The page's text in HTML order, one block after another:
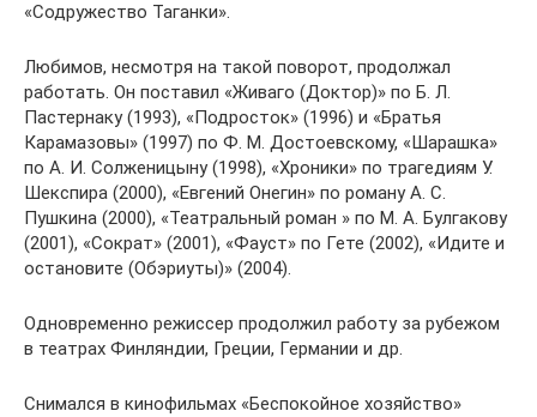
«Содружество Таганки».
Любимов, несмотря на такой поворот, продолжал
работать. Он поставил «Живаго (Доктор)» по Б. Л.
Пастернаку (1993), «Подросток» (1996) и «Братья
Карамазовы» (1997) по Ф. М. Достоевскому, «Шарашка»
по А. И. Солженицыну (1998), «Хроники» по трагедиям У.
Шекспира (2000), «Евгений Онегин» по роману А. С.
Пушкина (2000), «Театральный роман » по М. А. Булгакову
(2001), «Сократ» (2001), «Фауст» по Гете (2002), «Идите и
остановите (Обэриуты)» (2004).
Одновременно режиссер продолжил работу за рубежом
в театрах Финляндии, Греции, Германии и др.
Снимался в кинофильмах «Беспокойное хозяйство»